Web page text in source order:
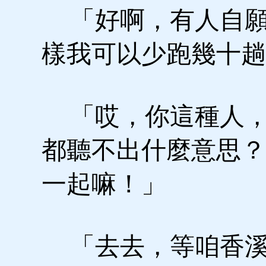
「好啊，有人自
樣我可以少跑幾十
「哎，你這種人
都聽不出什麼意思
一起嘛！」
「去去，等咱香